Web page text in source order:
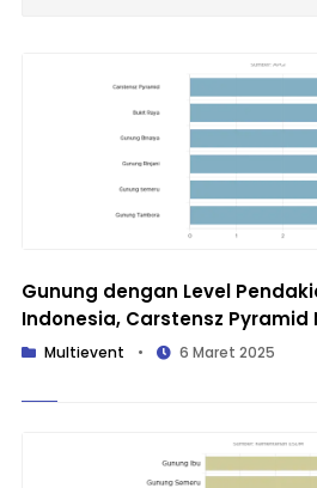
Gunung dengan Level
Indonesia, Carstensz Pyramid
Multievent • 6 Maret 2025